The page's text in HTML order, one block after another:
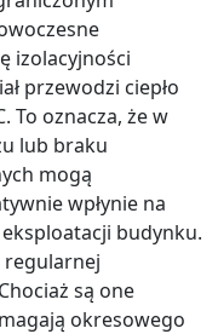
izolacyjności
przewodzi ciepło
To oznacza, że w
lub braku
mogą
wpłynie na
budynku.
regularnej
są one
okresowego